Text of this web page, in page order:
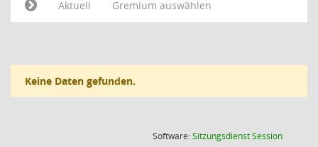
Aktuell
Gremium auswählen
Keine Daten gefunden.
Software:SitzungsdienstSession(Wird in